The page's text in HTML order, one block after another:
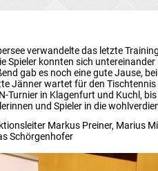
verwandelte das letzte
Spieler konnten sich
gab es noch eine gute Jause,
Jänner wartet für den
Turnier in Klagenfurt und Kuchl,
und Spieler in die
Markus Preiner, Marius
Schörgenhofer